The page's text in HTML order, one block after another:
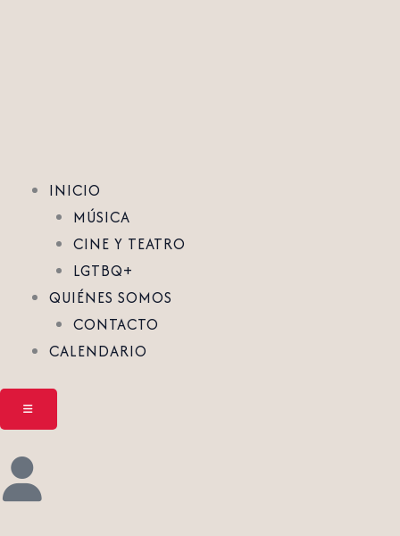
INICIO
MÚSICA
CINE Y TEATRO
LGTBQ+
QUIÉNES SOMOS
CONTACTO
CALENDARIO